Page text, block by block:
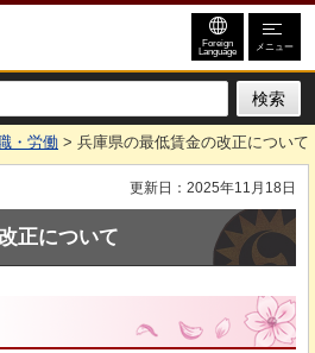
Foreign
Language メニュー
・労働 > 兵庫県の最低賃金の改正について
更新日：2025年11月18日
正について